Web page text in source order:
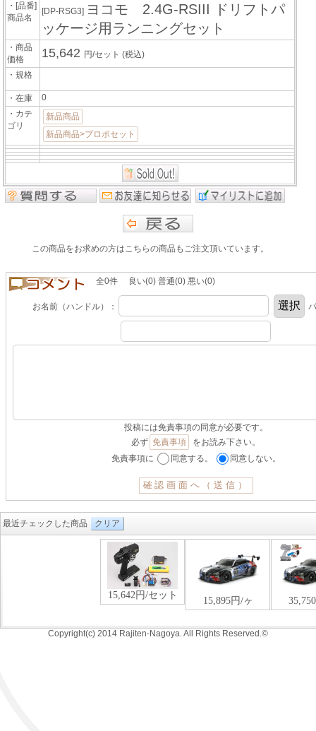
・[品番]
商品名
[DP-RSG3] ヨコモ 2.4G-RSIII ドリフトパ
ッケージ用ランニングセット
・商品
価格
15,642 円/セット(税込)
・規格
・在庫
0
・カテ
ゴリ
新品商品
新品商品>プロポセット
この商品をお求めの方はこちらの商品もご注文頂いています。
全0件 良い(0) 普通(0) 悪い(0)
お名前（ハンドル）：
投稿には免責事項の同意が必要です。
必ず 免責事項
をお読み下さい。
免責事項に
同意する。 同意しない。
最近チェックした商品 クリア
Copyright(c) 2014 Rajiten-Nagoya. All Rights Reserved.©